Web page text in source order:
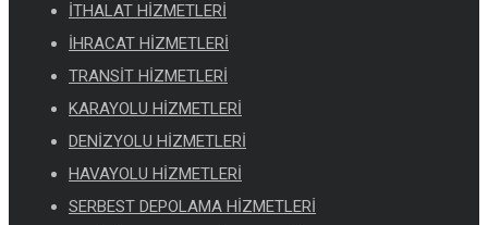
İTHALAT HİZMETLERİ
İHRACAT HİZMETLERİ
TRANSİT HİZMETLERİ
KARAYOLU HİZMETLERİ
DENİZYOLU HİZMETLERİ
HAVAYOLU HİZMETLERİ
SERBEST DEPOLAMA HİZMETLERİ